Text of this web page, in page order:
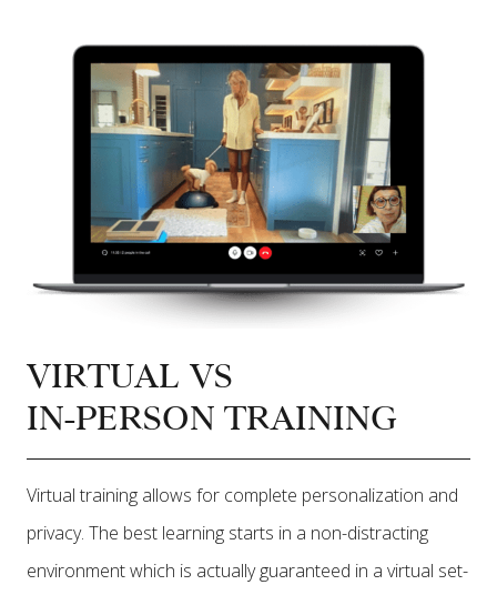
VIRTUAL VS
IN-PERSON TRAINING
Virtual training allows for complete personalization and
privacy. The best learning starts in a non-distracting
environment which is actually guaranteed in a virtual set-